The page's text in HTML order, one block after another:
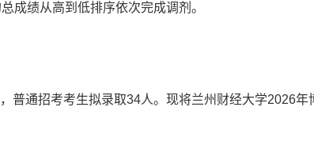
成绩从高到低排序依次完成调剂。
普通招考考生拟录取34人。现将兰州财经大学2026年